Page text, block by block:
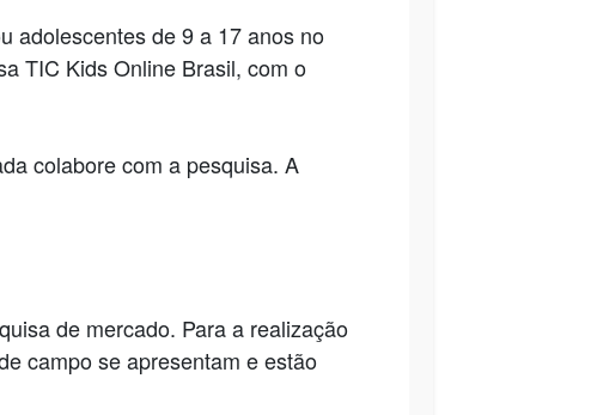
adolescentes de 9 a 17 anos no
TIC Kids Online Brasil, com o
colabore com a pesquisa. A
de mercado. Para a realização
campo se apresentam e estão